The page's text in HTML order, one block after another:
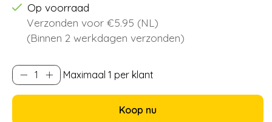
Op voorraad
Verzonden voor €5.95 (NL)
(Binnen 2 werkdagen verzonden)
Maximaal 1 per klant
Koop nu